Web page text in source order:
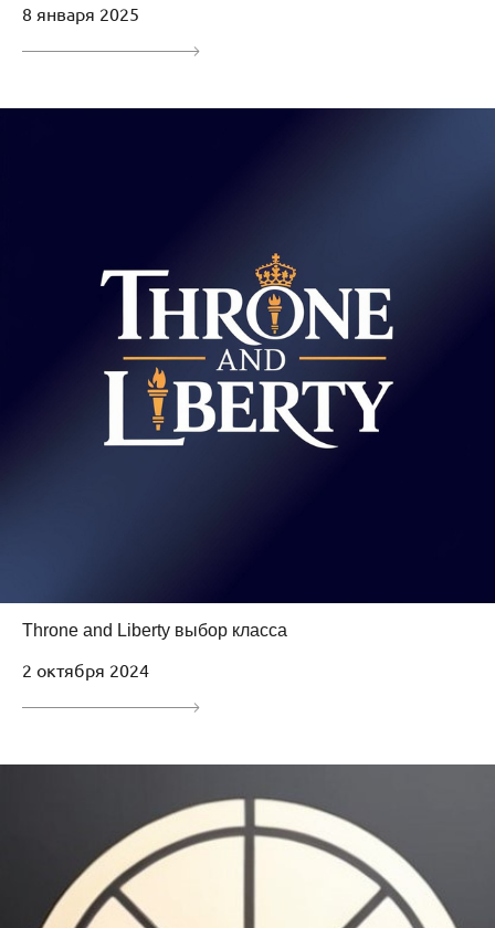
8 января 2025
Throne and Liberty выбор класса
2 октября 2024